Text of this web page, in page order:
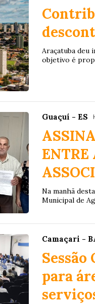
Araçatuba deu
objetivo é
Guaçuí - ES
ENTRE
Na manhã
Municipal de
Camaçari -
para